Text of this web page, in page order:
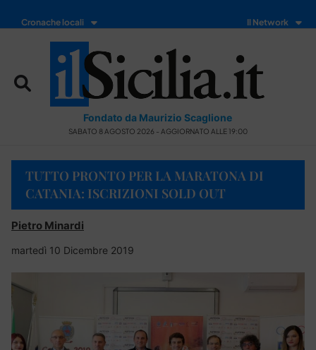
Cronache locali Il Network
Fondato da Maurizio Scaglione
SABATO 8 AGOSTO 2026 - AGGIORNATO ALLE 19:00
TUTTO PRONTO PER LA MARATONA DI
CATANIA: ISCRIZIONI SOLD OUT
Pietro Minardi
martedì 10 Dicembre 2019